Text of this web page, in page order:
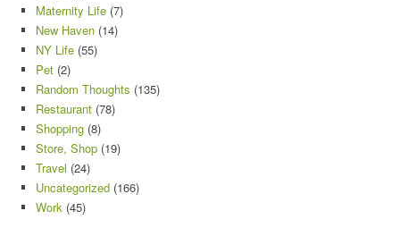
Maternity Life (7)
New Haven (14)
NY Life (55)
Pet (2)
Random Thoughts (135)
Restaurant (78)
Shopping (8)
Store, Shop (19)
Travel (24)
Uncategorized (166)
Work (45)